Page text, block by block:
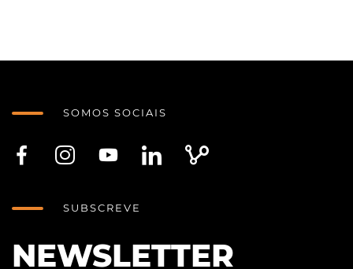
SOMOS SOCIAIS
SUBSCREVE
NEWSLETTER